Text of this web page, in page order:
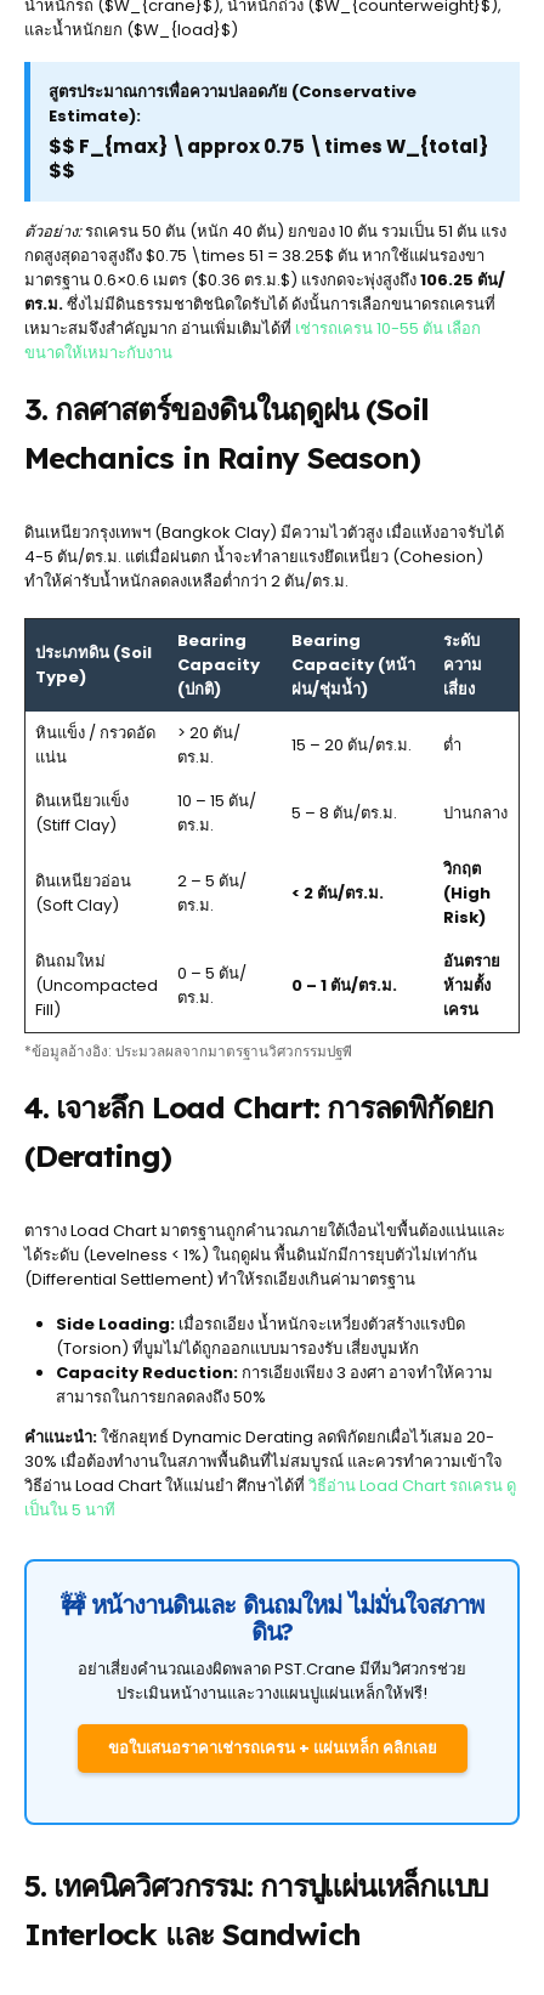
น้ำหนักรถ ($W_{crane}$), น้ำหนักถ่วง ($W_{counterweight}$),
และน้ำหนักยก ($W_{load}$)
สูตรประมาณการเพื่อความปลอดภัย (Conservative
Estimate):
$$ F_{max} \approx 0.75 \times W_{total}
$$
ตัวอย่าง:รถเครน 50 ตัน (หนัก 40 ตัน) ยกของ 10 ตัน รวมเป็น 51 ตัน แรง
กดสูงสุดอาจสูงถึง $0.75 \times 51 = 38.25$ ตัน หากใช้แผ่นรองขา
มาตรฐาน 0.6×0.6 เมตร ($0.36 ตร.ม.$) แรงกดจะพุ่งสูงถึง106.25 ตัน/
ตร.ม.ซึ่งไม่มีดินธรรมชาติชนิดใดรับได้ ดังนั้นการเลือกขนาดรถเครนที่
เหมาะสมจึงสำคัญมาก อ่านเพิ่มเติมได้ที่ เช่ารถเครน 10-55 ตัน เลือก
ขนาดให้เหมาะกับงาน
3. กลศาสตร์ของดินในฤดูฝน (Soil
Mechanics in Rainy Season)
ดินเหนียวกรุงเทพฯ (Bangkok Clay) มีความไวตัวสูง เมื่อแห้งอาจรับได้
4-5 ตัน/ตร.ม. แต่เมื่อฝนตก น้ำจะทำลายแรงยึดเหนี่ยว (Cohesion)
ทำให้ค่ารับน้ำหนักลดลงเหลือต่ำกว่า 2 ตัน/ตร.ม.
ประเภทดิน (Soil
Type)
Bearing
Capacity
(ปกติ)
Bearing
Capacity (หน้า
ฝน/ชุ่มน้ำ)
ระดับ
ความ
เสี่ยง
หินแข็ง / กรวดอัด
แน่น
> 20 ตัน/
ตร.ม.
15 – 20 ตัน/ตร.ม. ต่ำ
ดินเหนียวแข็ง
(Stiff Clay)
10 – 15 ตัน/
ตร.ม.
5 – 8 ตัน/ตร.ม. ปานกลาง
ดินเหนียวอ่อน
(Soft Clay)
2 – 5 ตัน/
ตร.ม.
< 2 ตัน/ตร.ม.
วิกฤต
(High
Risk)
ดินถมใหม่
(Uncompacted
Fill)
0 – 5 ตัน/
ตร.ม.
0 – 1 ตัน/ตร.ม.
อันตราย
ห้ามตั้ง
เครน
*ข้อมูลอ้างอิง: ประมวลผลจากมาตรฐานวิศวกรรมปฐพี
4. เจาะลึก Load Chart: การลดพิกัดยก
(Derating)
ตาราง Load Chart มาตรฐานถูกคำนวณภายใต้เงื่อนไขพื้นต้องแน่นและ
ได้ระดับ (Levelness < 1%) ในฤดูฝน พื้นดินมักมีการยุบตัวไม่เท่ากัน
(Differential Settlement) ทำให้รถเอียงเกินค่ามาตรฐาน
Side Loading: เมื่อรถเอียง น้ำหนักจะเหวี่ยงตัวสร้างแรงบิด
(Torsion) ที่บูมไม่ได้ถูกออกแบบมารองรับ เสี่ยงบูมหัก
Capacity Reduction: การเอียงเพียง 3 องศา อาจทำให้ความ
สามารถในการยกลดลงถึง 50%
คำแนะนำ:ใช้กลยุทธ์ Dynamic Derating ลดพิกัดยกเผื่อไว้เสมอ 20-
30% เมื่อต้องทำงานในสภาพพื้นดินที่ไม่สมบูรณ์ และควรทำความเข้าใจ
วิธีอ่าน Load Chart ให้แม่นยำ ศึกษาได้ที่ วิธีอ่าน Load Chart รถเครน ดู
เป็นใน 5 นาที
🚧 หน้างานดินเละ ดินถมใหม่ ไม่มั่นใจสภาพ
ดิน?
อย่าเสี่ยงคำนวณเองผิดพลาด PST.Crane มีทีมวิศวกรช่วย
ประเมินหน้างานและวางแผนปูแผ่นเหล็กให้ฟรี!
ขอใบเสนอราคาเช่ารถเครน + แผ่นเหล็ก คลิกเลย
5. เทคนิควิศวกรรม: การปูแผ่นเหล็กแบบ
Interlock และ Sandwich